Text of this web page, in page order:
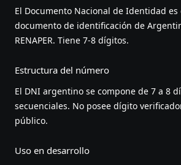
El Documento Nacional de Identidad
documento de identificación de
RENAPER. Tiene 7-8 dígitos.
Estructura del número
El DNI argentino se compone de 7 a 8
secuenciales. No posee dígito
público.
Uso en desarrollo